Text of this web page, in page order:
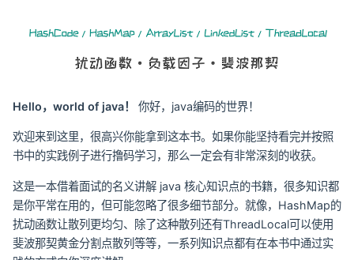
Hello，world of java！ 你好，java编码的世界！
欢迎来到这里，很高兴你能拿到这本书。如果你能坚持看完并按照
书中的实践例子进行撸码学习，那么一定会有非常深刻的收获。
这是一本借着面试的名义讲解 java 核心知识点的书籍，很多知识都
是你平常在用的，但可能忽略了很多细节部分。就像，HashMap的
扰动函数让散列更均匀、除了这种散列还有ThreadLocal可以使用
斐波那契黄金分割点散列等等，一系列知识点都有在本书中通过实